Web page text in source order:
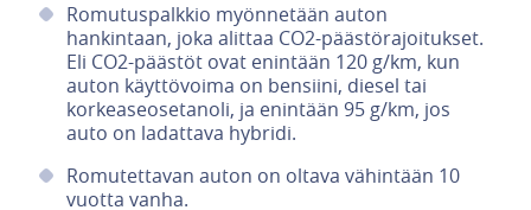
Romutuspalkkio myönnetään auton
hankintaan, joka alittaa CO2-päästörajoitukset.
Eli CO2-päästöt ovat enintään 120 g/km, kun
auton käyttövoima on bensiini, diesel tai
korkeaseosetanoli, ja enintään 95 g/km, jos
auto on ladattava hybridi.
Romutettavan auton on oltava vähintään 10
vuotta vanha.